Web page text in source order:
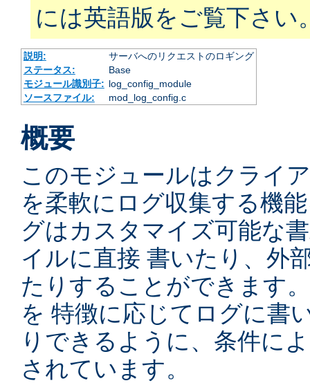
には英語版をご覧下さい
説明:
サーバへのリクエストのロギング
ステータス:
Base
モジュール識別子: log_config_module
ソースファイル:
mod_log_config.c
概要
このモジュールはクライ
を柔軟にログ収集する機
グはカスタマイズ可能な
イルに直接 書いたり、外
たりすることができます
を 特徴に応じてログに書
りできるように、条件に
されています。